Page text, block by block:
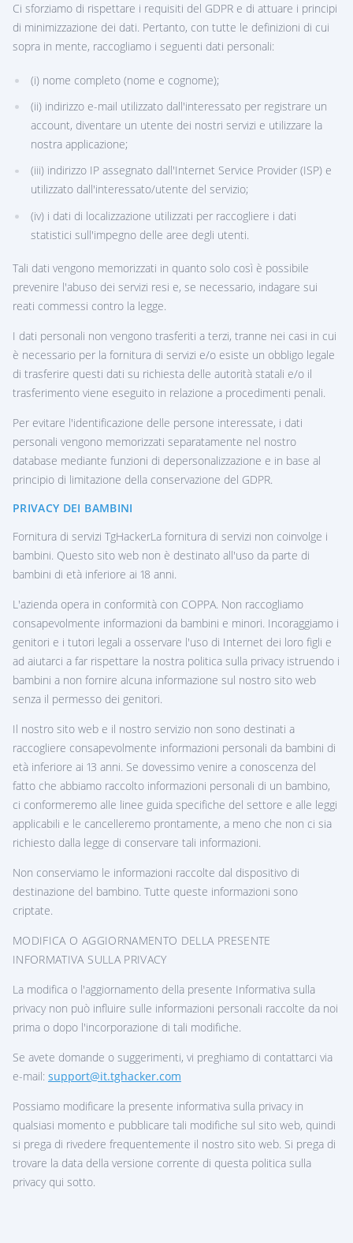
Ci sforziamo di rispettare i requisiti del GDPR e di attuare i principi
di minimizzazione dei dati. Pertanto, con tutte le definizioni di cui
sopra in mente, raccogliamo i seguenti dati personali:
(i) nome completo (nome e cognome);
(ii) indirizzo e-mail utilizzato dall'interessato per registrare un
account, diventare un utente dei nostri servizi e utilizzare la
nostra applicazione;
(iii) indirizzo IP assegnato dall'Internet Service Provider (ISP) e
utilizzato dall'interessato/utente del servizio;
(iv) i dati di localizzazione utilizzati per raccogliere i dati
statistici sull'impegno delle aree degli utenti.
Tali dati vengono memorizzati in quanto solo così è possibile
prevenire l'abuso dei servizi resi e, se necessario, indagare sui
reati commessi contro la legge.
I dati personali non vengono trasferiti a terzi, tranne nei casi in cui
è necessario per la fornitura di servizi e/o esiste un obbligo legale
di trasferire questi dati su richiesta delle autorità statali e/o il
trasferimento viene eseguito in relazione a procedimenti penali.
Per evitare l'identificazione delle persone interessate, i dati
personali vengono memorizzati separatamente nel nostro
database mediante funzioni di depersonalizzazione e in base al
principio di limitazione della conservazione del GDPR.
PRIVACY DEI BAMBINI
Fornitura di servizi TgHackerLa fornitura di servizi non coinvolge i
bambini. Questo sito web non è destinato all'uso da parte di
bambini di età inferiore ai 18 anni.
L'azienda opera in conformità con COPPA. Non raccogliamo
consapevolmente informazioni da bambini e minori. Incoraggiamo i
genitori e i tutori legali a osservare l'uso di Internet dei loro figli e
ad aiutarci a far rispettare la nostra politica sulla privacy istruendo i
bambini a non fornire alcuna informazione sul nostro sito web
senza il permesso dei genitori.
Il nostro sito web e il nostro servizio non sono destinati a
raccogliere consapevolmente informazioni personali da bambini di
età inferiore ai 13 anni. Se dovessimo venire a conoscenza del
fatto che abbiamo raccolto informazioni personali di un bambino,
ci conformeremo alle linee guida specifiche del settore e alle leggi
applicabili e le cancelleremo prontamente, a meno che non ci sia
richiesto dalla legge di conservare tali informazioni.
Non conserviamo le informazioni raccolte dal dispositivo di
destinazione del bambino. Tutte queste informazioni sono
criptate.
MODIFICA O AGGIORNAMENTO DELLA PRESENTE
INFORMATIVA SULLA PRIVACY
La modifica o l'aggiornamento della presente Informativa sulla
privacy non può influire sulle informazioni personali raccolte da noi
prima o dopo l'incorporazione di tali modifiche.
Se avete domande o suggerimenti, vi preghiamo di contattarci via
e-mail: support@it.tghacker.com
Possiamo modificare la presente informativa sulla privacy in
qualsiasi momento e pubblicare tali modifiche sul sito web, quindi
si prega di rivedere frequentemente il nostro sito web. Si prega di
trovare la data della versione corrente di questa politica sulla
privacy qui sotto.
ISCRIVITI ORA